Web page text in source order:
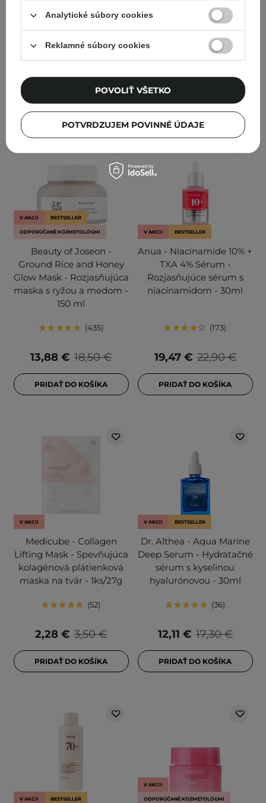
PRIDAŤ DO KOŠÍKA
tvár - 150 ml
184
PRIDAŤ DO KOŠÍKA
V AKCII BESTSELLER
ODPORÚČANÉ KOZMETOLÓGMI
Beauty of Joseon -
Ground Rice and Honey
Glow Mask - Rozjasňujúca
maska s ryžou a medom -
150 ml
435
18,50 €
13,88 €
PRIDAŤ DO KOŠÍKA
V AKCII BESTSELLER
Anua - Niacinamide 10% +
TXA 4% Sérum -
Rozjasňujúce sérum s
niacínamidom - 30ml
173
22,90 €
19,47 €
PRIDAŤ DO KOŠÍKA
V AKCII
Medicube - Collagen
Lifting Mask - Spevňujúca
kolagénová plátienková
maska na tvár - 1ks/27g
52
3,50 €
2,28 €
PRIDAŤ DO KOŠÍKA
V AKCII BESTSELLER
Dr. Althea - Aqua Marine
Deep Serum - Hydratačné
sérum s kyselinou
hyalurónovou - 30ml
36
17,30 €
12,11 €
PRIDAŤ DO KOŠÍKA
V AKCII BESTSELLER
V AKCII
ODPORÚČANÉ KOZMETOLÓGMI
Analytické súbory cookies
Reklamné súbory cookies
POTVRDZUJEM POVINNÉ ÚDAJE
POVOLIŤ VŠETKO